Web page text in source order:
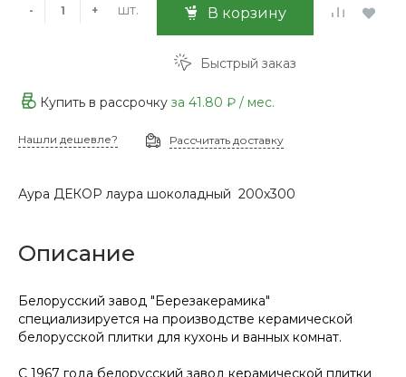
- + шт. В корзину
Быстрый заказ
Купить в рассрочку за 41.80 ₽ / мес.
Нашли дешевле? Рассчитать доставку
Аура ДЕКОР лаура шоколадный 200х300
Описание
Белорусский завод "Березакерамика"
специализируется на производстве керамической
белорусской плитки для кухонь и ванных комнат.
С 1967 года белорусский завод керамической плитки